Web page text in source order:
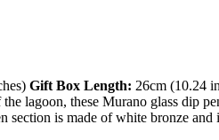
Gift Box Length: 26cm (10.24
lagoon, these Murano glass dip
section is made of white bronze